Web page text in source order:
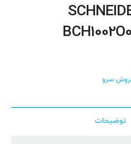
سرو
توضیحات